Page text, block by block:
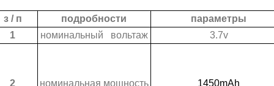
з / п подробности
параметры
1
номинальный вольтаж 3.7v
2 номинальная мощность 1450mAh